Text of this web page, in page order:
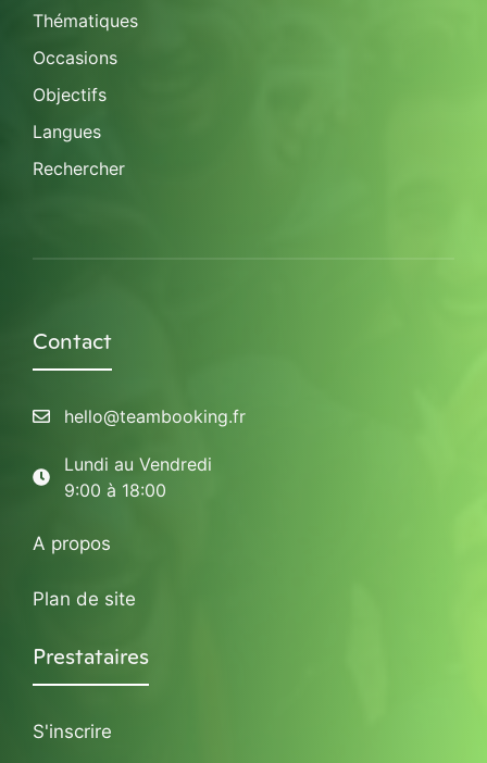
Thématiques
Occasions
Objectifs
Langues
Rechercher
Contact
hello@teambooking.fr
Lundi au Vendredi
9:00 à 18:00
A propos
Plan de site
Prestataires
S'inscrire